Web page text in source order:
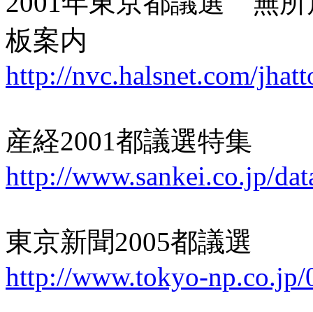
板案内
http://nvc.halsnet.com/
産経2001都議選特集
http://www.sankei.co.jp/
東京新聞2005都議選
http://www.tokyo-